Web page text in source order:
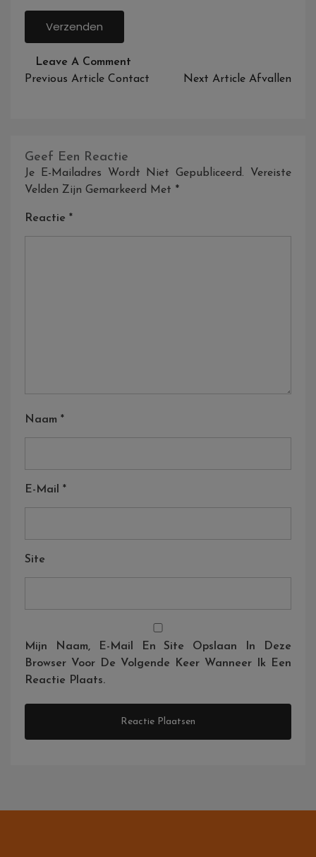
Leave A Comment
Adverteren
Bericht
Previous Article Contact Next Article Afvallen
Geef Een Reactie
Je E-Mailadres Wordt Niet Gepubliceerd.
Vereiste
Velden Zijn Gemarkeerd Met *
Reactie *
Naam *
E-Mail *
Site
Mijn Naam, E-Mail En Site Opslaan In Deze
Browser Voor De Volgende Keer Wanneer Ik Een
Reactie Plaats.